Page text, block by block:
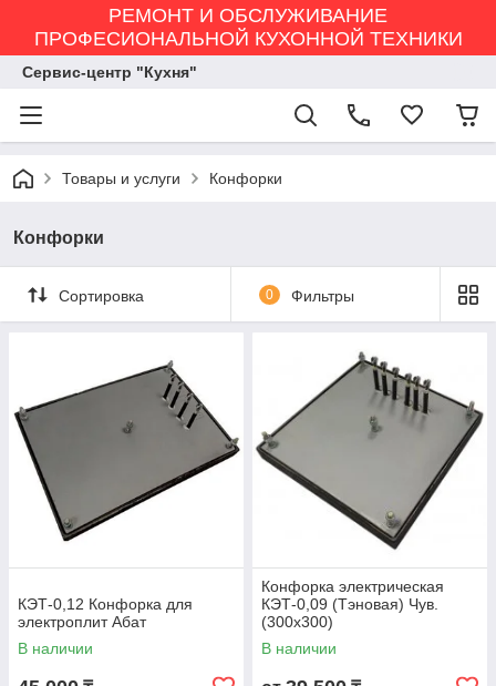
РЕМОНТ И ОБСЛУЖИВАНИЕ
ПРОФЕСИОНАЛЬНОЙ КУХОННОЙ ТЕХНИКИ
Сервис-центр "Кухня"
Товары и услуги Конфорки
Конфорки
Сортировка 0 Фильтры
КЭТ-0,12 Конфорка для
электроплит Абат
В наличии
Конфорка электрическая
КЭТ-0,09 (Тэновая) Чув.
(300х300)
В наличии